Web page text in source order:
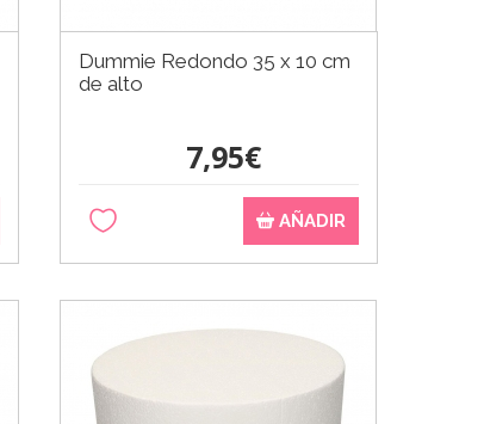
Dummie Redondo 35 x 10 cm
de alto
7,95€
AÑADIR